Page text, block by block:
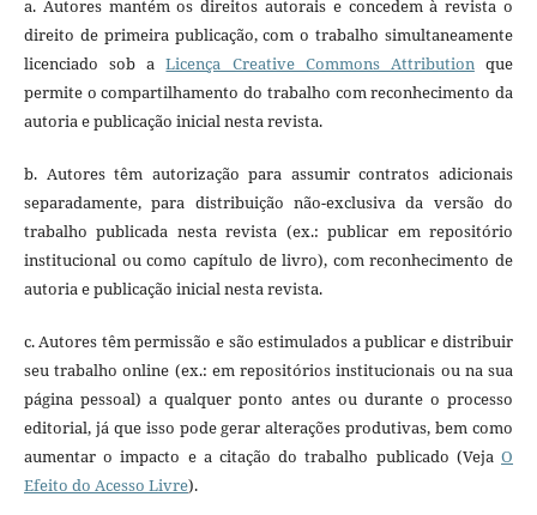
a. Autores mantém os direitos autorais e concedem à revista o
direito de primeira publicação, com o trabalho simultaneamente
licenciado sob aLicença Creative Commons Attributionque
permite o compartilhamento do trabalho com reconhecimento da
autoria e publicação inicial nesta revista.
b. Autores têm autorização para assumir contratos adicionais
separadamente, para distribuição não-exclusiva da versão do
trabalho publicada nesta revista (ex.: publicar em repositório
institucional ou como capítulo de livro), com reconhecimento de
autoria e publicação inicial nesta revista.
c. Autores têm permissão e são estimulados a publicar e distribuir
seu trabalho online (ex.: em repositórios institucionais ou na sua
página pessoal) a qualquer ponto antes ou durante o processo
editorial, já que isso pode gerar alterações produtivas, bem como
aumentar o impacto e a citação do trabalho publicado (VejaO
Efeito do Acesso Livre).